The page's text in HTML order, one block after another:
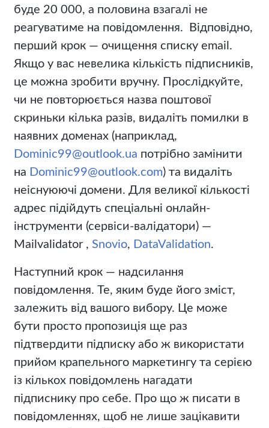
буде 20 000, а половина взагалі не
реагуватиме на повідомлення. Відповідно,
перший крок — очищення списку email.
Якщо у вас невелика кількість підписників,
це можна зробити вручну. Прослідкуйте,
чи не повторюється назва поштової
скриньки кілька разів, видаліть помилки в
наявних доменах (наприклад,
Dominic99@outlook.ua потрібно замінити
на Dominic99@outlook.com) та видаліть
неіснуюючі домени. Для великої кількості
адрес підійдуть спеціальні онлайн-
інструменти (сервіси-валідатори) —
Mailvalidator , Snovio, DataValidation.
Наступний крок — надсилання
повідомлення. Те, яким буде його зміст,
залежить від вашого вибору. Це може
бути просто пропозиція ще раз
підтвердити підписку або ж використати
прийом крапельного маркетингу та серією
із кількох повідомлень нагадати
підписнику про себе. Про що ж писати в
повідомленнях, щоб не лише зацікавити